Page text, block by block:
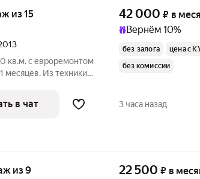
из 15
кв.м. с евроремонтом
месяцев. Из техники
оплачиваются
42 000 ₽ в
Вернём 10%
без залога
цена с
без комиссии
в чат 3 часа назад
из 9 22 500 ₽ в